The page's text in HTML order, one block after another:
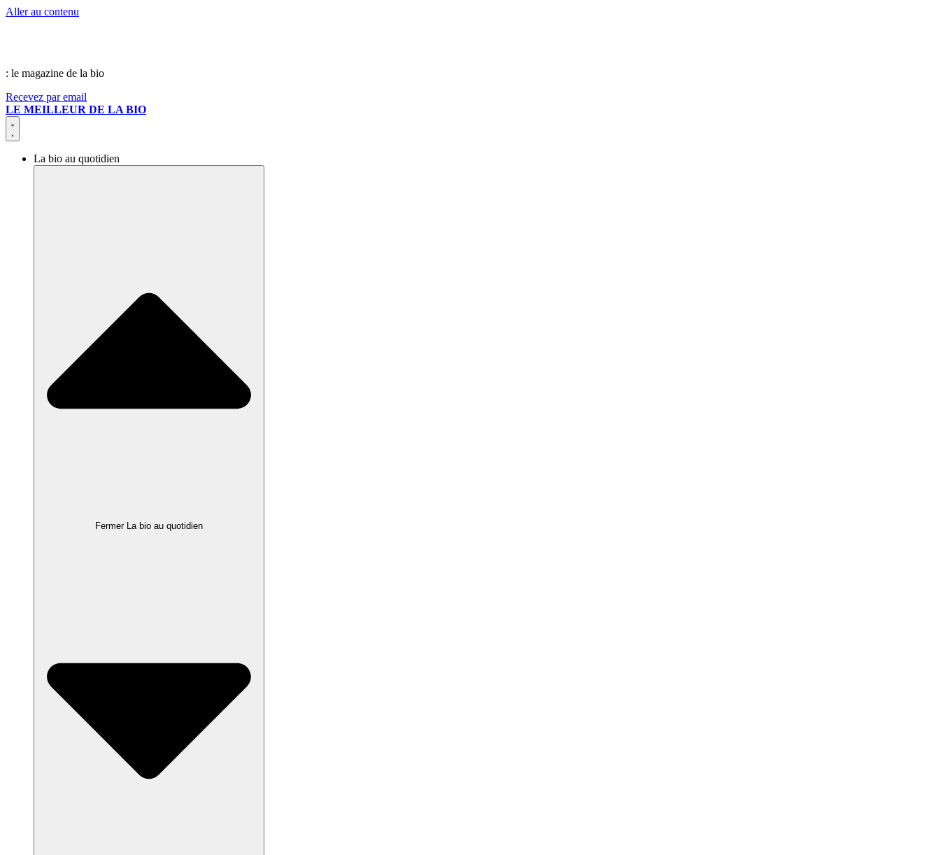
Aller au contenu
: le magazine de la bio
Recevez par email
LE MEILLEUR DE LA BIO
La bio au quotidien
Fermer La bio au quotidien